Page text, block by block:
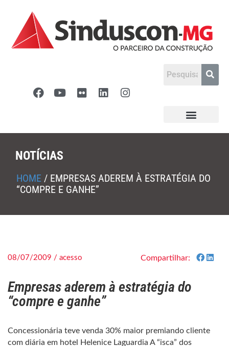
NOTÍCIAS
HOME / EMPRESAS ADEREM À ESTRATÉGIA DO
“COMPRE E GANHE”
08/07/2009 / acesso Compartilhar:
Empresas aderem à estratégia do
“compre e ganhe”
Concessionária teve venda 30% maior premiando cliente
com diária em hotel Helenice Laguardia A “isca” dos